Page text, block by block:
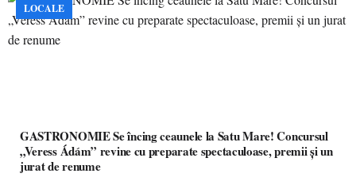
LOCALE
GASTRONOMIE Se încing ceaunele la Satu Mare! Concursul
„Veress Ádám” revine cu preparate spectaculoase, premii și un
jurat de renume